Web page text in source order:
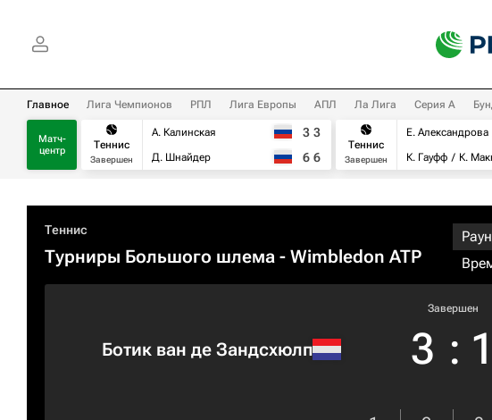
Главное Лига Чемпионов РПЛ Лига Европы АПЛ Ла Лига Серия А
Матч-
центр
Теннис
Завершен
А. Калинская
Д. Шнайдер
3 3
6 6
Теннис
Завершен
Е. Александрова
К. Гауфф
К.
Теннис
Турниры Большого шлема - Wimbledon ATP
Ботик ван де Зандсхюлп
Завершен
3 : 1